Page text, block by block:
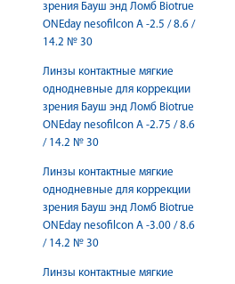
зрения Бауш энд Ломб Biotrue
ONEday nesofilcon A -2.5 / 8.6 /
14.2 № 30
Линзы контактные мягкие
однодневные для коррекции
зрения Бауш энд Ломб Biotrue
ONEday nesofilcon A -2.75 / 8.6
/ 14.2 № 30
Линзы контактные мягкие
однодневные для коррекции
зрения Бауш энд Ломб Biotrue
ONEday nesofilcon A -3.00 / 8.6
/ 14.2 № 30
Линзы контактные мягкие